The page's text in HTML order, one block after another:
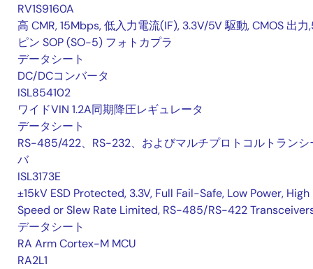
RV1S9160A
高 CMR, 15Mbps, 低入力電流(IF), 3.3V/5V 駆動, CMOS 出力
ピン SOP (SO-5) フォトカプラ
データシート
DC/DCコンバータ
ISL854102
ワイドVIN 1.2A同期降圧レギュレータ
データシート
RS-485/422、RS-232、およびマルチプロトコルトランシ
バ
ISL3173E
±15kV ESD Protected, 3.3V, Full Fail-Safe, Low Power, High
Speed or Slew Rate Limited, RS-485/RS-422
データシート
RA Arm Cortex-M MCU
RA2L1